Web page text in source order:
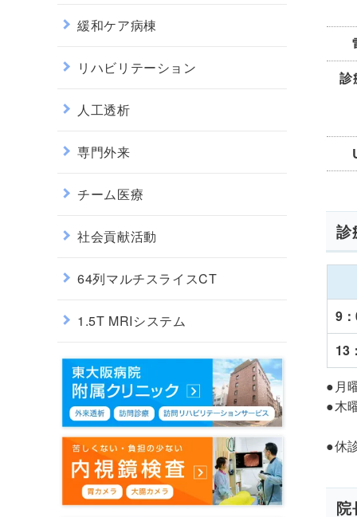
診
診
9
13
●月
●木
●休
院
緩和ケア病棟
リハビリテーション
人工透析
専門外来
チーム医療
社会貢献活動
64列マルチスライスCT
1.5T MRIシステム